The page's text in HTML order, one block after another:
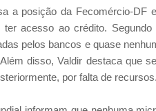
a posição da Fecomércio-DF
acesso ao crédito.
pelos bancos e quase
disso, Valdir destaca que
por falta de